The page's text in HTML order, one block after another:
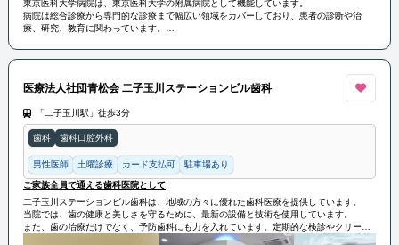
東京医科大学病院は、東京医科大学の附属病院として機能しています。
病院は総合診療から専門的な診療まで幅広い領域をカバーしており、患者の診断や治
療、研究、教育に関わっています。
医療法人社団青松会 二子玉川ステーションビル歯科
「二子玉川駅」徒歩3分
歯科 歯科口腔外科
男性医師 土曜診療 カード支払可 駐車場あり
ご家族全員で通える歯科医院として
二子玉川ステーションビル歯科は、地域の方々に優れた歯科医療を提供しています。
当院では、歯の健康と美しさを守るために、最新の設備と技術を使用しています。
また、歯の治療だけでなく、予防歯科にも力を入れています。定期的な検診やクリーニ
ングにより、お口の健康を維持するお手伝いをさせていただきます。